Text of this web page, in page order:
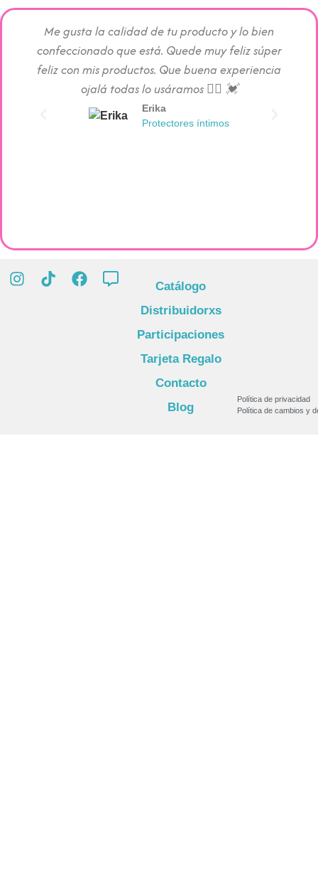
Me gusta la calidad de tu producto y lo bien
confeccionado que está. Quede muy feliz súper
feliz con mis productos. Que buena experiencia
ojalá todas lo usáramos 👯‍♀️ 💓
Erika
Protectores íntimos
Catálogo
Distribuidorxs
Participaciones
Tarjeta Regalo
Contacto
Blog
Política de privacidad
Política de cambios y